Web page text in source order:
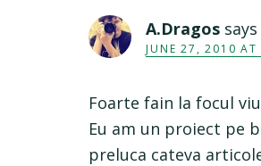
A.Dragos says
JUNE 27, 2010 AT
Foarte fain la focul
Eu am un proiect pe
preluca cateva